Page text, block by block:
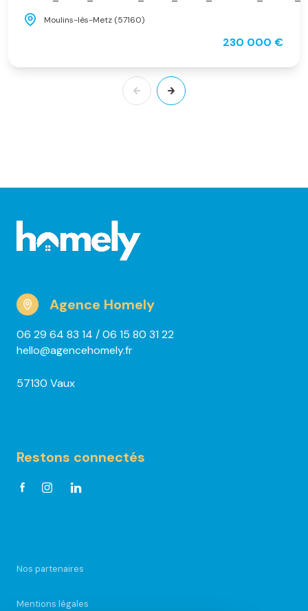
Moulins-lès-Metz (57160)
230 000 €
Agence Homely
06 29 64 83 14 / 06 15 80 31 22
hello@agencehomely.fr
57130 Vaux
Restons connectés
Nos partenaires
Mentions légales